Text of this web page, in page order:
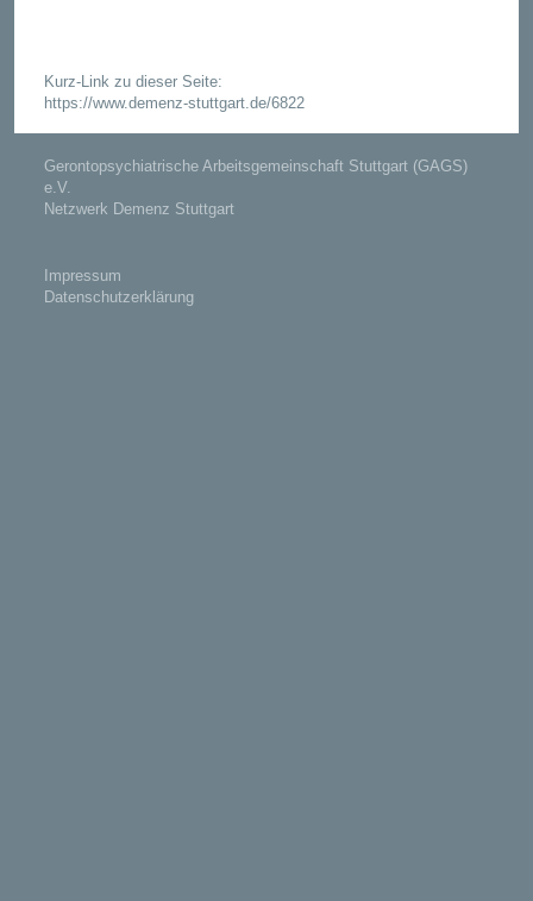
Kurz-Link zu dieser Seite:
https://www.demenz-stuttgart.de/6822
Gerontopsychiatrische Arbeitsgemeinschaft Stuttgart (GAGS)
e.V.
Netzwerk Demenz Stuttgart
Impressum
Datenschutzerklärung